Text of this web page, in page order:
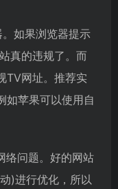
如果浏览器提示
真的违规了。而
TV网址。推荐实
如苹果可以使用自
络问题。好的网站
)进行优化，所以